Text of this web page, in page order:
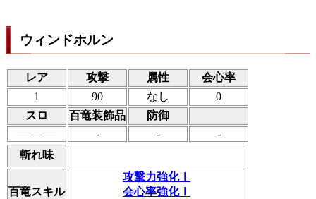
ウィンドホルン
レア 攻撃 属性
会心率
1
90 なし
0
スロ
百竜装飾品
防御
― ― ―
- -
-
斬れ味
百竜スキル
攻撃力強化Ⅰ
会心率強化Ⅰ